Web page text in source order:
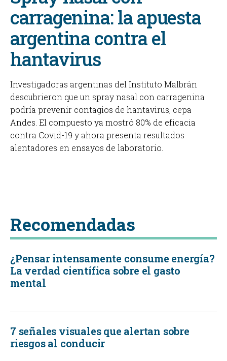
carragenina: la apuesta
argentina contra el
hantavirus
Investigadoras argentinas del Instituto Malbrán
descubrieron que un spray nasal con carragenina
podría prevenir contagios de hantavirus, cepa
Andes. El compuesto ya mostró 80% de eficacia
contra Covid-19 y ahora presenta resultados
alentadores en ensayos de laboratorio.
Recomendadas
¿Pensar intensamente consume energía?
La verdad científica sobre el gasto
mental
7 señales visuales que alertan sobre
riesgos al conducir